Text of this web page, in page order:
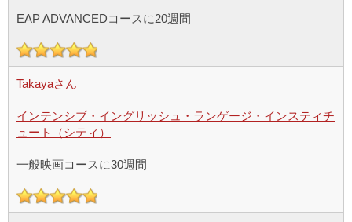
EAP ADVANCEDコースに20週間
Takayaさん
インテンシブ・イングリッシュ・ランゲージ・インスティチ
ュート（シティ）
一般映画コースに30週間